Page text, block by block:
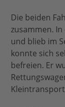
Die beiden
zusammen.
und blieb im
konnte sich
befreien. Er